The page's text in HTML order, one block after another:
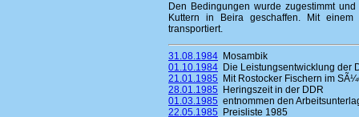
Den Bedingungen wurde zugestimmt
Kuttern in Beira geschaffen. Mit
transportiert.
31.08.1984 Mosambik
01.10.1984 Die Leistungsentwicklung der
21.01.1985 Mit Rostocker Fischern im
28.01.1985 Heringszeit in der DDR
01.03.1985 entnommen den
22.05.1985 Preisliste 1985